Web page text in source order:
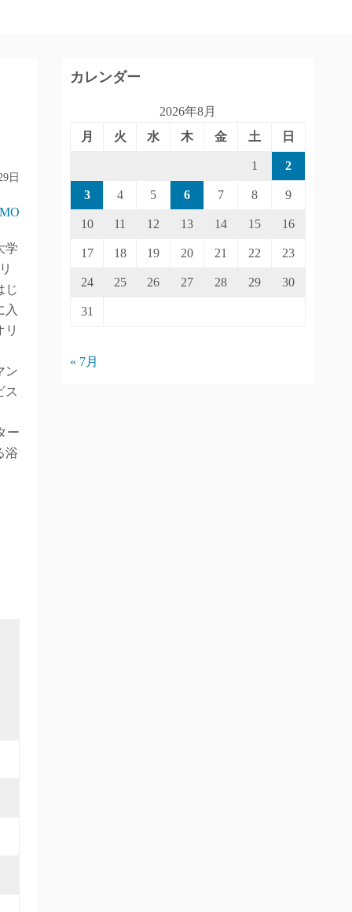
日
学
じ
入
リ
ン
ス
ー
浴
カレンダー
2026年8月
月
火 水 木 金 土 日
1 2
3 4 5 6 7 8 9
10 11 12 13 14 15 16
17 18 19 20 21 22 23
24 25 26 27 28 29 30
31
« 7月